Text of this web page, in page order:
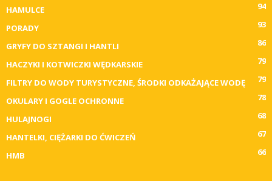
HAMULCE
94
PORADY
93
GRYFY DO SZTANGI I HANTLI
86
HACZYKI I KOTWICZKI WĘDKARSKIE
79
FILTRY DO WODY TURYSTYCZNE, ŚRODKI ODKAŻAJĄCE WODĘ
79
OKULARY I GOGLE OCHRONNE
78
HULAJNOGI
68
HANTELKI, CIĘŻARKI DO ĆWICZEŃ
67
HMB
66